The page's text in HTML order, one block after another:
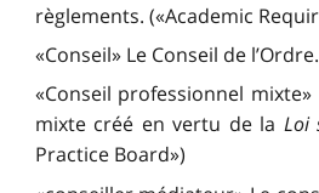
règlements. («Academic
«Conseil» Le Conseil de
«Conseil professionnel
mixte créé en vertu de la Loi
Practice Board»)